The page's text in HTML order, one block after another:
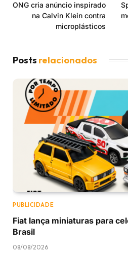
ONG cria anúncio inspirado
na Calvin Klein contra
microplásticos
Posts relacionados
PUBLICIDADE
Fiat lança miniaturas para
Brasil
08/08/2026